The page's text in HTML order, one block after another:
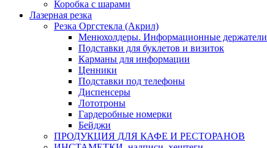
Коробка с шарами
Лазерная резка
Резка Оргстекла (Акрил)
Менюхолдеры. Информационные держатели
Подставки для буклетов и визиток
Карманы для информации
Ценники
Подставки под телефоны
Диспенсеры
Лототроны
Гардеробные номерки
Бейджи
ПРОДУКЦИЯ ДЛЯ КАФЕ И РЕСТОРАНОВ